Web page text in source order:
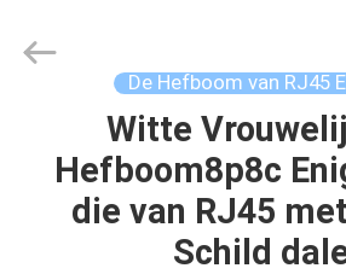
PRODUCTEN
De Hefboom van RJ45
Witte
Hefboom8p8c
die van RJ45
Schild